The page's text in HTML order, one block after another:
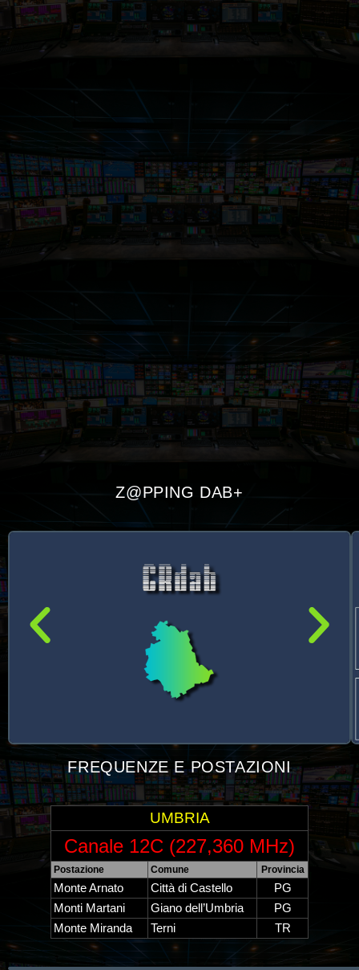
Z@PPING DAB+
FREQUENZE E POSTAZIONI
UMBRIA
Canale 12C (227,360 MHz)
Postazione Comune Provincia
Monte Arnato Città di Castello
PG
Monti Martani
Giano dell’Umbria
PG
Monte Miranda
Terni TR